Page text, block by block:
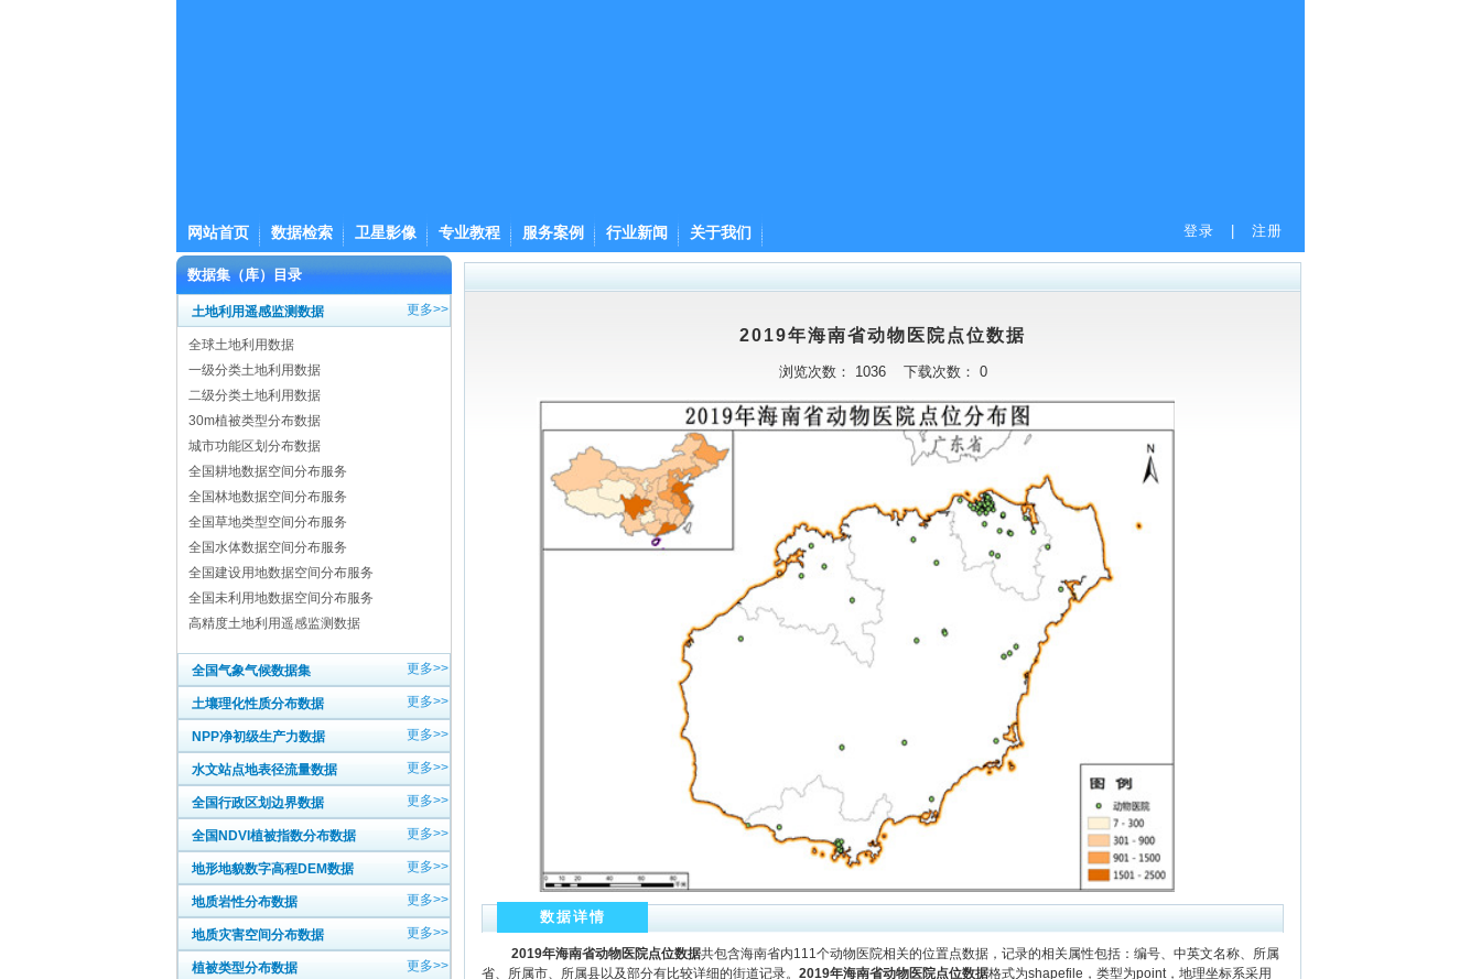
网站首页 数据检索 卫星影像 专业教程 服务案例 行业新闻 关于我们 登录 注册
数据集（库）目录
土地利用遥感监测数据 更多>>
全球土地利用数据
一级分类土地利用数据
二级分类土地利用数据
30m植被类型分布数据
城市功能区划分布数据
全国耕地数据空间分布服务
全国林地数据空间分布服务
全国草地类型空间分布服务
全国水体数据空间分布服务
全国建设用地数据空间分布服务
全国未利用地数据空间分布服务
高精度土地利用遥感监测数据
全国气象气候数据集 更多>>
土壤理化性质分布数据 更多>>
NPP净初级生产力数据 更多>>
水文站点地表径流量数据 更多>>
全国行政区划边界数据 更多>>
全国NDVI植被指数分布数据 更多>>
地形地貌数字高程DEM数据 更多>>
地质岩性分布数据 更多>>
地质灾害空间分布数据 更多>>
植被类型分布数据 更多>>
2019年海南省动物医院点位数据
浏览次数： 1036下载次数： 0
数据详情
2019年海南省动物医院点位数据共包含海南省内111个动物医院相关的位置点数据，记录的相关属性包括：编号、中英文名称、所属
省、所属市、所属县以及部分有比较详细的街道记录。 2019年海南省动物医院点位数据格式为shapefile，类型为point，地理坐标系采用